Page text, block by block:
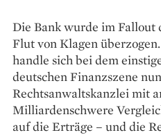
Die Bank wurde im
Flut von Klagen
handle sich bei dem
deutschen Finanzszene
Rechtsanwaltskanzlei mit
Milliardenschwere
auf die Erträge – und die